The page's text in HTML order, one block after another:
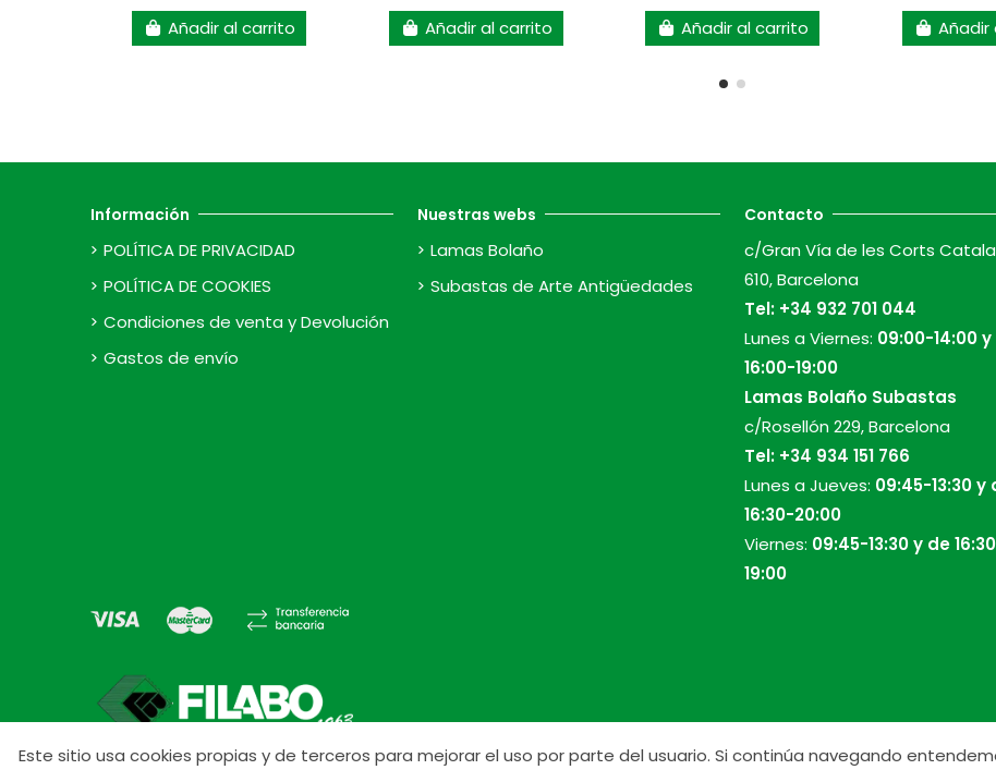
Añadir al carrito Añadir al carrito Añadir al carrito Añadir
Información
POLÍTICA DE PRIVACIDAD
POLÍTICA DE COOKIES
Condiciones de venta y Devolución
Gastos de envío
Nuestras webs
Lamas Bolaño
Subastas de Arte Antigüedades
Contacto
c/Gran Vía de les Corts
610, Barcelona
Tel: +34 932 701 044
Lunes a Viernes: 09:00-14:00
16:00-19:00
Lamas Bolaño Subastas
c/Rosellón 229, Barcelona
Tel: +34 934 151 766
Lunes a Jueves: 09:45-13:30 y
16:30-20:00
Viernes: 09:45-13:30 y de
19:00
Este sitio usa cookies propias y de terceros para mejorar el uso por parte del usuario. Si continúa navegando